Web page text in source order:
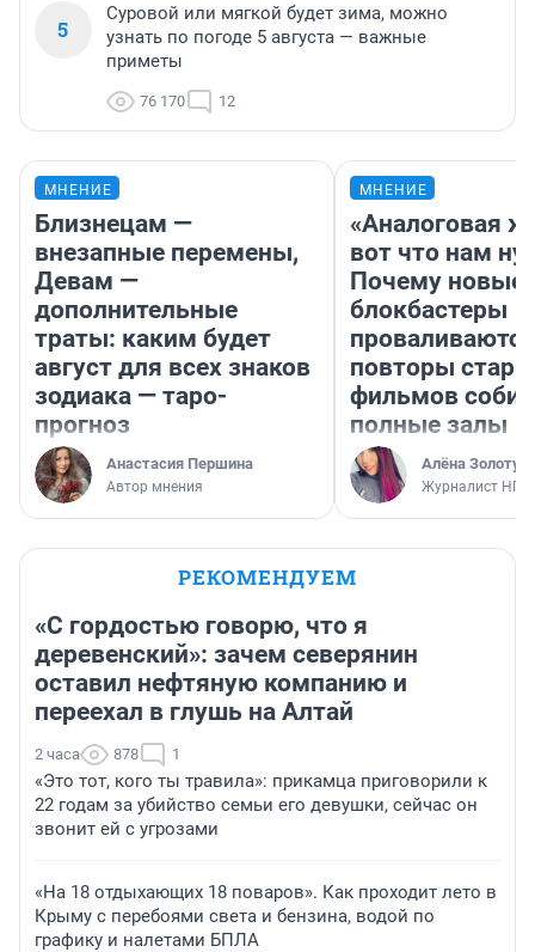
5
Суровой или мягкой будет зима, можно
узнать по погоде 5 августа — важные
приметы
76 170 12
МНЕНИЕ
Близнецам —
внезапные перемены,
Девам —
дополнительные
траты: каким будет
август для всех знаков
зодиака — таро-
прогноз
Анастасия Першина
Автор мнения
МНЕНИЕ
«Аналоговая
вот что нам
Почему новые
блокбастеры
повторы
фильмов
полные залы
Алёна
Журналист НГС
РЕКОМЕНДУЕМ
«С гордостью говорю, что я
деревенский»: зачем северянин
оставил нефтяную компанию и
переехал в глушь на Алтай
2 часа 878 1
«Это тот, кого ты травила»: прикамца приговорили к
22 годам за убийство семьи его девушки, сейчас он
звонит ей с угрозами
«На 18 отдыхающих 18 поваров». Как проходит лето в
Крыму с перебоями света и бензина, водой по
графику и налетами БПЛА